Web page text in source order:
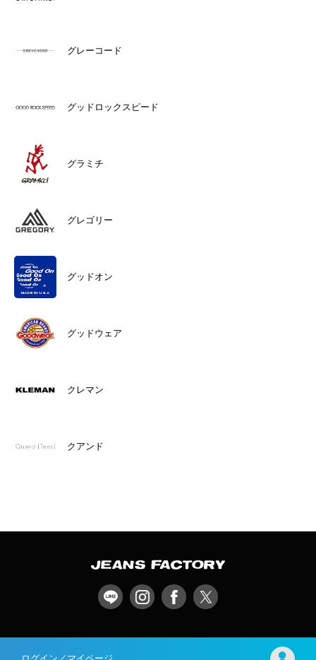
グレーコード
グッドロックスピード
グラミチ
グレゴリー
グッドオン
グッドウェア
クレマン
クアンド